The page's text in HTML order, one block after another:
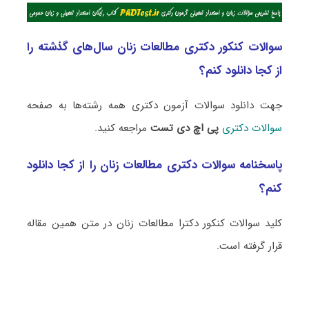
سوالات کنکور دکتری مطالعات زنان سال‌های گذشته را
از کجا دانلود کنم؟
جهت دانلود سوالات آزمون دکتری همه رشته‌ها به صفحه
سوالات دکتری پی اچ دی تستمراجعه کنید.
پاسخنامه سوالات دکتری مطالعات زنان را از کجا دانلود
کنم؟
کلید سوالات کنکور دکترا مطالعات زنان در متن همین مقاله
قرار گرفته است.